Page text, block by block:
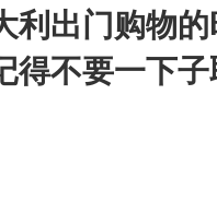
利出门购物
得不要一下